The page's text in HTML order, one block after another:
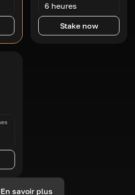
6 heures
Stake now
En savoir plus